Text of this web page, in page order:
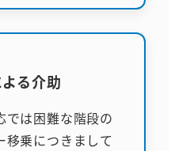
る介助
では困難な階段の
乗につきまして